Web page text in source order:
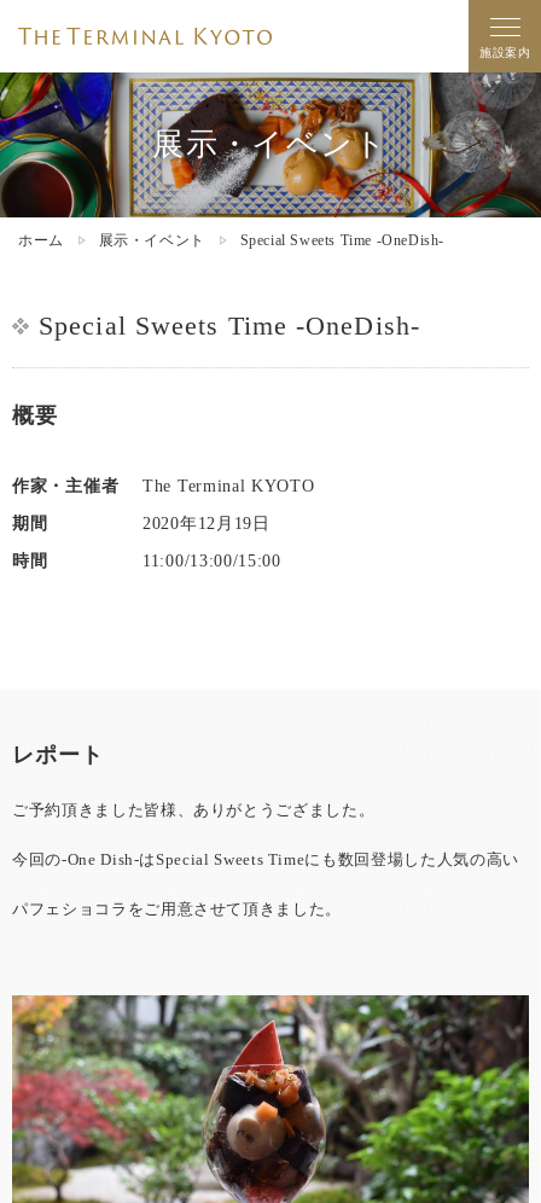
施設案内
展示・イベント
ホーム 展示・イベント Special Sweets Time -OneDish-
Special Sweets Time -OneDish-
概要
作家・主催者 The Terminal KYOTO
期間 2020年12月19日
時間 11:00/13:00/15:00
レポート
ご予約頂きました皆様、ありがとうござました。
今回の-One Dish-はSpecial Sweets Timeにも数回登場した人気の高い
パフェショコラをご用意させて頂きました。